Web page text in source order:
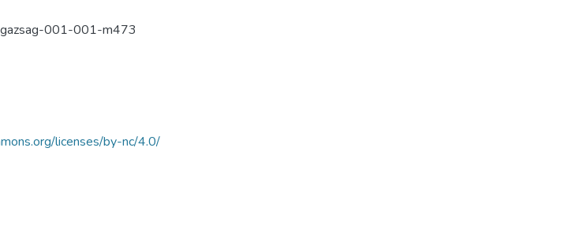
001-001-m473
licenses/by-nc/4.0/